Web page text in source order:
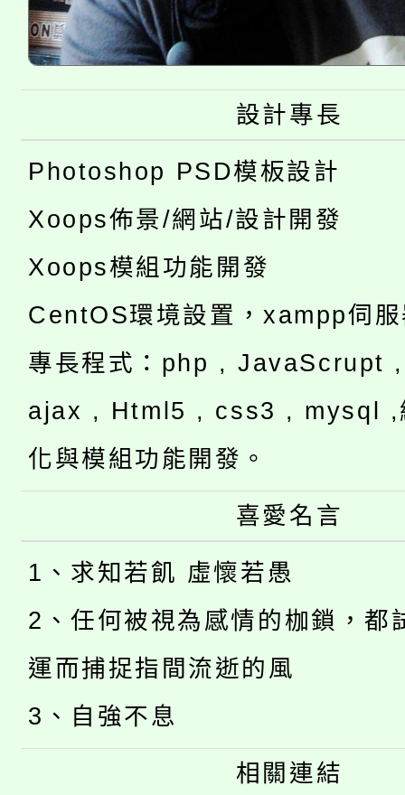
設計專長
Photoshop PSD模板設計
Xoops佈景/網站/設計開發
Xoops模組功能開發
CentOS環境設置，xampp伺
專長程式：php , JavaScrupt
ajax , Html5 , css3 , mysql ,
化與模組功能開發。
喜愛名言
1、求知若飢 虛懷若愚
2、任何被視為感情的枷鎖，都
運而捕捉指間流逝的風
3、自強不息
相關連結